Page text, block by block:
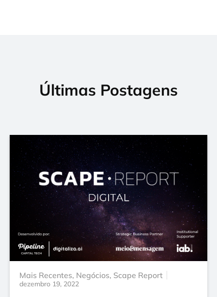
Últimas Postagens
Mais Recentes, Negócios, Scape Report
dezembro 19, 2022